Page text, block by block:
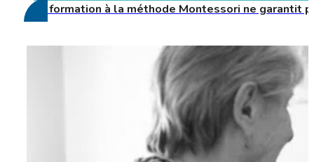
La formation à la méthode Montessori ne